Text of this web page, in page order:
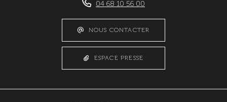
04 68 10 56 00
NOUS CONTACTER
ESPACE PRESSE